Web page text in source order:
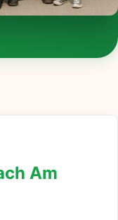
Am